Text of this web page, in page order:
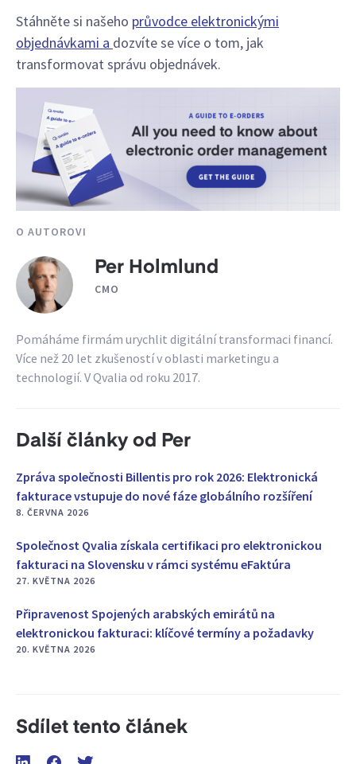
Stáhněte si našeho průvodce elektronickými
objednávkami a dozvíte se více o tom, jak
transformovat správu objednávek.
O AUTOROVI
Per Holmlund
CMO
Pomáháme firmám urychlit digitální transformaci financí.
Více než 20 let zkušeností v oblasti marketingu a
technologií. V Qvalia od roku 2017.
Další články od Per
Zpráva společnosti Billentis pro rok 2026: Elektronická
fakturace vstupuje do nové fáze globálního rozšíření
8. ČERVNA 2026
Společnost Qvalia získala certifikaci pro elektronickou
fakturaci na Slovensku v rámci systému eFaktúra
27. KVĚTNA 2026
Připravenost Spojených arabských emirátů na
elektronickou fakturaci: klíčové termíny a požadavky
20. KVĚTNA 2026
Sdílet tento článek